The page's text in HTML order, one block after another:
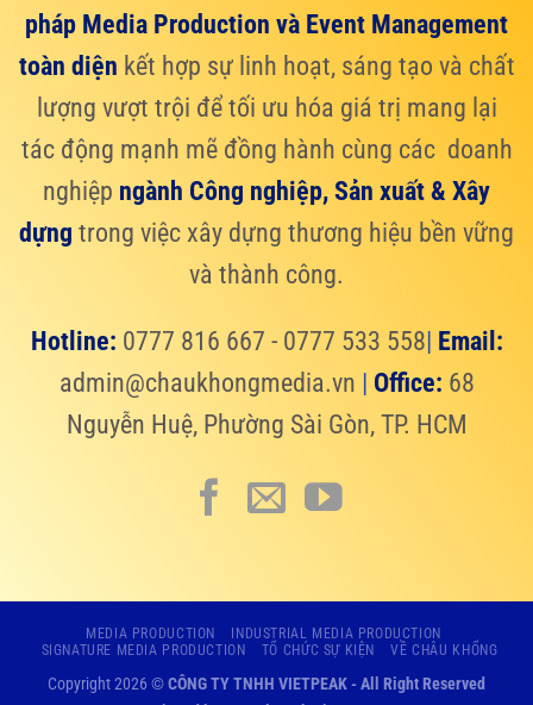
pháp Media Production và Event Management
toàn diện kết hợp sự linh hoạt, sáng tạo và chất
lượng vượt trội để tối ưu hóa giá trị mang lại
tác động mạnh mẽ đồng hành cùng các doanh
nghiệp ngành Công nghiệp, Sản xuất & Xây
dựng trong việc xây dựng thương hiệu bền vững
và thành công.
Hotline: 0777 816 667 - 0777 533 558| Email:
admin@chaukhongmedia.vn | Office: 68
Nguyễn Huệ, Phường Sài Gòn, TP. HCM
MEDIA PRODUCTION
INDUSTRIAL MEDIA PRODUCTION
SIGNATURE MEDIA PRODUCTION
TỔ CHỨC SỰ KIỆN VỀ CHÂU KHỔNG
Copyright 2026 ©CÔNG TY TNHH VIETPEAK - All Right Reserved